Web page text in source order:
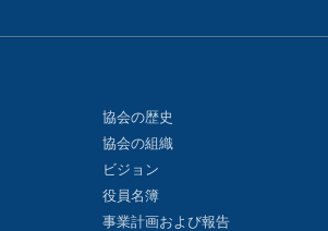
協会の歴史
協会の組織
ビジョン
役員名簿
事業計画および報告